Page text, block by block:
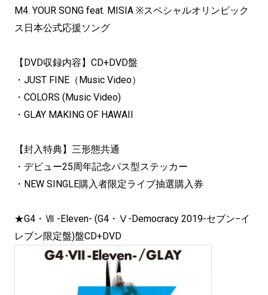
M4. YOUR SONG feat. MISIA ※スペシャルオリンピック
ス日本公式応援ソング
【DVD収録内容】CD+DVD盤
・JUST FINE（Music Video）
・COLORS (Music Video)
・GLAY MAKING OF HAWAII
【封入特典】三形態共通
・デビュー25周年記念パス型ステッカー
・NEW SINGLE購入者限定ライブ抽選購入券
★G4・Ⅶ -Eleven- (G4・Ⅴ-Democracy 2019-セブン−イ
レブン限定盤)盤CD+DVD